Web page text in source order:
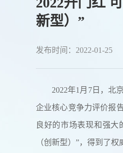
新型）”
发布时间：2022-01-25
2022年1月7日，北
企业核心竞争力评价报
良好的市场表现和强大
（创新型）”，得到了